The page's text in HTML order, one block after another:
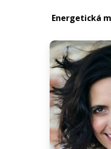
Energetická